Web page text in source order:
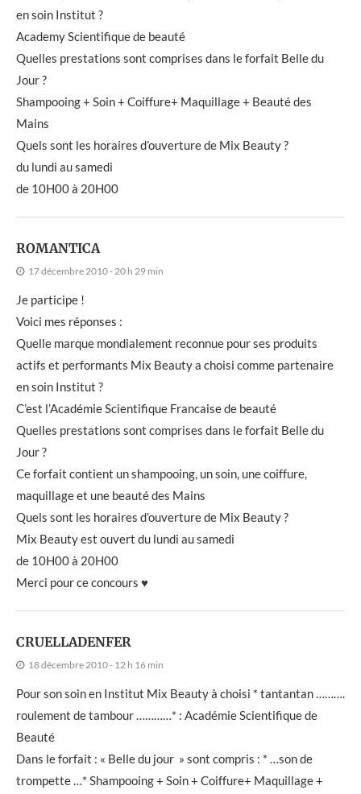
en soin Institut ?
Academy Scientifique de beauté
Quelles prestations sont comprises dans le forfait Belle du
Jour ?
Shampooing + Soin + Coiffure+ Maquillage + Beauté des
Mains
Quels sont les horaires d’ouverture de Mix Beauty ?
du lundi au samedi
de 10H00 à 20H00
ROMANTICA
17 décembre 2010 - 20 h 29 min
Je participe !
Voici mes réponses :
Quelle marque mondialement reconnue pour ses produits
actifs et performants Mix Beauty a choisi comme partenaire
en soin Institut ?
C’est l’Académie Scientifique Francaise de beauté
Quelles prestations sont comprises dans le forfait Belle du
Jour ?
Ce forfait contient un shampooing, un soin, une coiffure,
maquillage et une beauté des Mains
Quels sont les horaires d’ouverture de Mix Beauty ?
Mix Beauty est ouvert du lundi au samedi
de 10H00 à 20H00
Merci pour ce concours ♥
CRUELLADENFER
18 décembre 2010 - 12 h 16 min
Pour son soin en Institut Mix Beauty à choisi * tantantan ……….
roulement de tambour …………* : Académie Scientifique de
Beauté
Dans le forfait : « Belle du jour » sont compris : * …son de
trompette …* Shampooing + Soin + Coiffure+ Maquillage +